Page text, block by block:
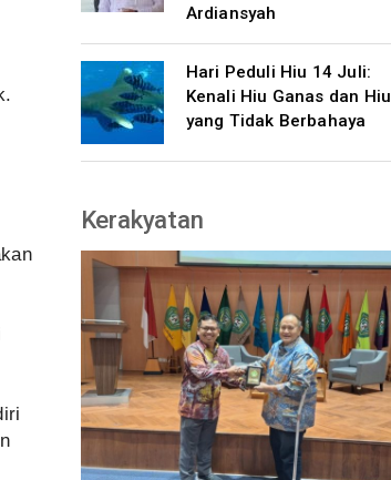
Ardiansyah
Hari Peduli Hiu 14 Juli:
Kenali Hiu Ganas dan Hiu
yang Tidak Berbahaya
Kerakyatan